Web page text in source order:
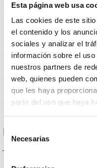
Esta página web usa
Las cookies de este
el contenido y los
sociales y analizar el
información sobre el
nuestros partners de
web, quienes pueden
que les haya
partir del uso que haya
Selección
consentimiento
Necesarias
Dimensão
Posição de
Junção
Iluminação
Dados ópticos
Temperatura de cor